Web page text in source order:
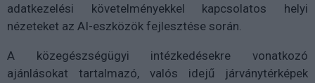
adatkezelési követelményekkel kapcsolatos helyi
nézeteket az AI-eszközök fejlesztése során.
A közegészségügyi intézkedésekre vonatkozó
ajánlásokat tartalmazó, valós idejű járványtérképek